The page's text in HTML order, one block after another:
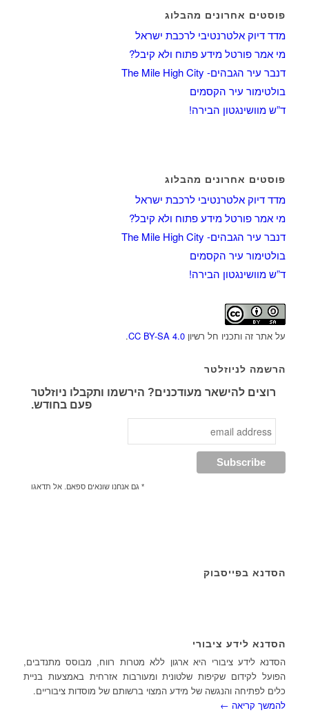
פוסטים אחרונים מהבלוג
מדד דיוק אלטרנטיבי לרכבת ישראל
מי אמר פורטל מידע פתוח ולא קיבל?
דנבר עיר הגבהים- The Mile High City
בולטימור עיר הקסמים
ד”ש מוושינגטון הבירה!
פוסטים אחרונים מהבלוג
מדד דיוק אלטרנטיבי לרכבת ישראל
מי אמר פורטל מידע פתוח ולא קיבל?
דנבר עיר הגבהים- The Mile High City
בולטימור עיר הקסמים
ד”ש מוושינגטון הבירה!
על אתר זה ותכניו חל רשיון CC BY-SA 4.0
.
הרשמה לניוזלטר
רוצים להישאר מעודכנים? הירשמו ותקבלו ניוזלטר
פעם בחודש.
* גם אנחנו שונאים ספאם. אל תדאגו
הסדנא בפייסבוק
הסדנא לידע ציבורי
הסדנא לידע ציבורי היא ארגון ללא מטרות רווח, מבוסס מתנדבים,
הפועל לקידום שקיפות שלטונית ומעורבות אזרחית באמצעות בניית
כלים לפתיחה והנגשה של מידע המצוי ברשותם של מוסדות ציבוריים.
להמשך קריאה ←